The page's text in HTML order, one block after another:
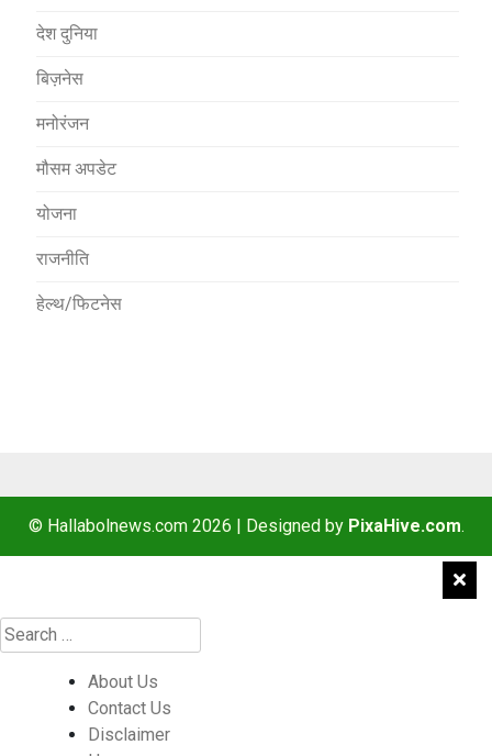
देश दुनिया
बिज़नेस
मनोरंजन
मौसम अपडेट
योजना
राजनीति
हेल्थ/फिटनेस
© Hallabolnews.com 2026 | Designed by PixaHive.com.
About Us
Contact Us
Disclaimer